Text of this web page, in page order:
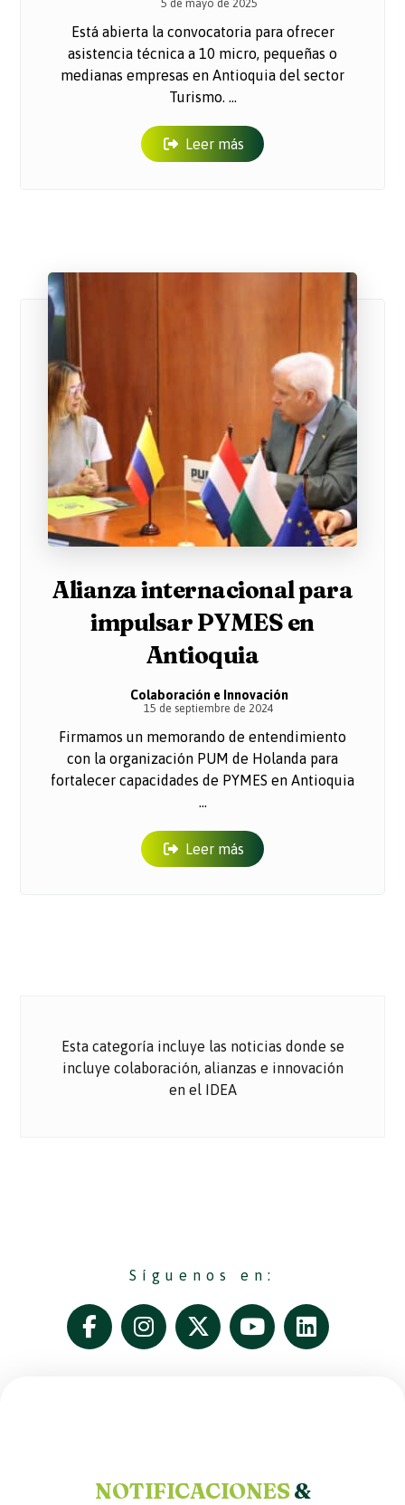
5 de mayo de 2025
Está abierta la convocatoria para ofrecer
asistencia técnica a 10 micro, pequeñas o
medianas empresas en Antioquia del sector
Turismo. ...
Leer más
Alianza internacional para
impulsar PYMES en
Antioquia
Colaboración e Innovación
15 de septiembre de 2024
Firmamos un memorando de entendimiento
con la organización PUM de Holanda para
fortalecer capacidades de PYMES en Antioquia
...
Leer más
Esta categoría incluye las noticias donde se
incluye colaboración, alianzas e innovación
en el IDEA
Síguenos en:
NOTIFICACIONES &